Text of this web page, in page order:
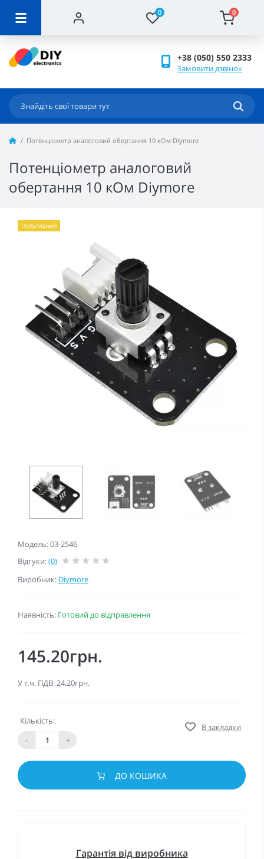
0 0
+38 (050) 550 2333
Замовити дзвінок
Потенціометр аналоговий обертання 10 кОм Diymore
Потенціометр аналоговий
обертання 10 кОм Diymore
Модель: 03-2546
Відгуки:(0)
Виробник: Diymore
Популярний
Наявність: Готовий до відправлення
145.20грн.
У т.ч. ПДВ: 24.20грн.
Кількість:
-
+
В закладки
ДО КОШИКА
Гарантія від виробника